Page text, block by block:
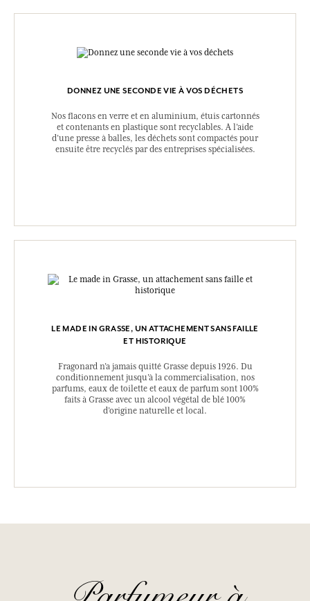
DONNEZ UNE SECONDE VIE À VOS DÉCHETS
Nos flacons en verre et en aluminium, étuis cartonnés
et contenants en plastique sont recyclables. A l’aide
d’une presse à balles, les déchets sont compactés pour
ensuite être recyclés par des entreprises spécialisées.
LE MADE IN GRASSE, UN ATTACHEMENT SANS FAILLE
ET HISTORIQUE
Fragonard n’a jamais quitté Grasse depuis 1926. Du
conditionnement jusqu’à la commercialisation, nos
parfums, eaux de toilette et eaux de parfum sont 100%
faits à Grasse avec un alcool végétal de blé 100%
d’origine naturelle et local.